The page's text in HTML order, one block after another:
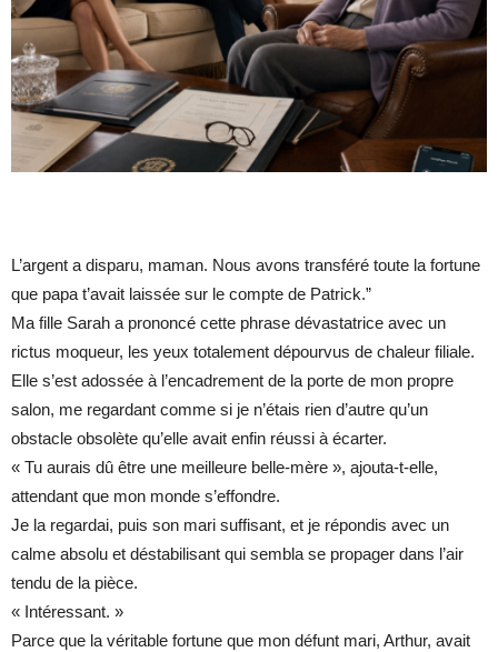
L’argent a disparu, maman. Nous avons transféré toute la fortune
que papa t’avait laissée sur le compte de Patrick.”
Ma fille Sarah a prononcé cette phrase dévastatrice avec un
rictus moqueur, les yeux totalement dépourvus de chaleur filiale.
Elle s’est adossée à l’encadrement de la porte de mon propre
salon, me regardant comme si je n’étais rien d’autre qu’un
obstacle obsolète qu’elle avait enfin réussi à écarter.
« Tu aurais dû être une meilleure belle-mère », ajouta-t-elle,
attendant que mon monde s’effondre.
Je la regardai, puis son mari suffisant, et je répondis avec un
calme absolu et déstabilisant qui sembla se propager dans l’air
tendu de la pièce.
« Intéressant. »
Parce que la véritable fortune que mon défunt mari, Arthur, avait